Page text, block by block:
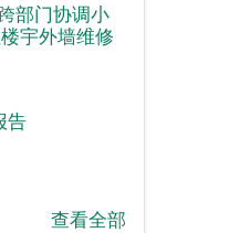
部门协调小
宇外墙维修
告
查看全部